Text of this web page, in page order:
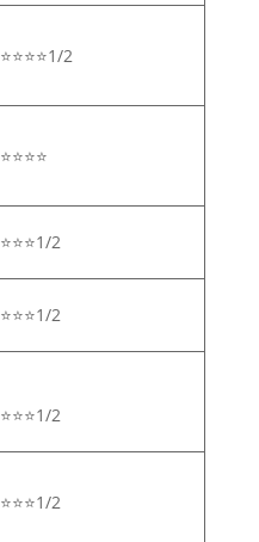
⭐⭐⭐⭐1/2
⭐⭐⭐⭐
⭐⭐⭐1/2
⭐⭐⭐1/2
⭐⭐⭐1/2
⭐⭐⭐1/2